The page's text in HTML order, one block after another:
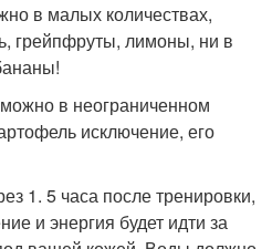
в малых количествах,
грейпфруты, лимоны, ни в
в неограниченном
исключение, его
1. 5 часа после тренировки,
и энергия будет идти за